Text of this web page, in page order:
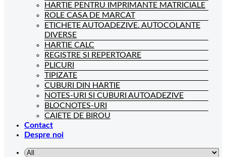
HARTIE PENTRU IMPRIMANTE MATRICIALE
ROLE CASA DE MARCAT
ETICHETE AUTOADEZIVE. AUTOCOLANTE
DIVERSE
HARTIE CALC
REGISTRE SI REPERTOARE
PLICURI
TIPIZATE
CUBURI DIN HARTIE
NOTES-URI SI CUBURI AUTOADEZIVE
BLOCNOTES-URI
CAIETE DE BIROU
Contact
Despre noi